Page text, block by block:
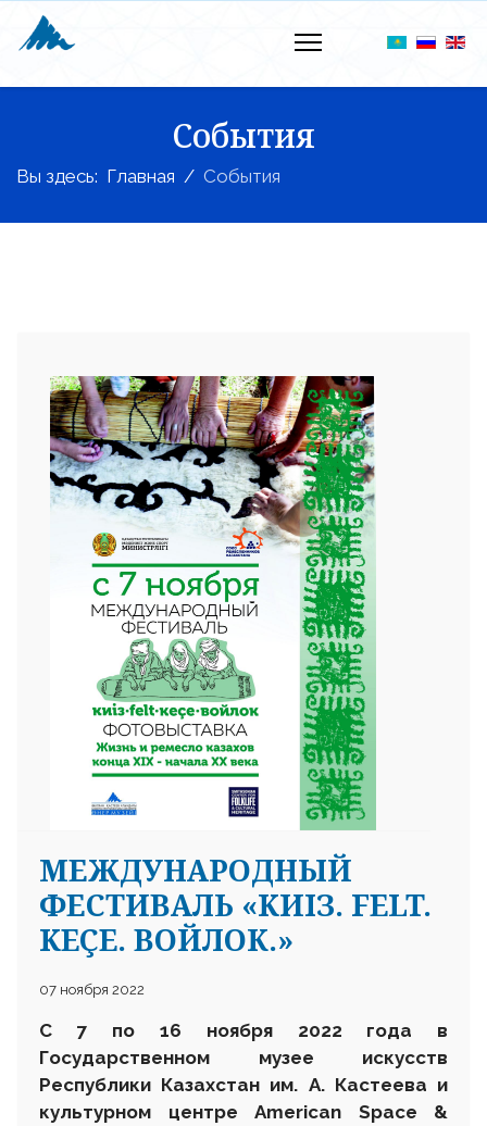
События
Вы здесь: Главная События
МЕЖДУНАРОДНЫЙ
ФЕСТИВАЛЬ «KИIЗ. FELT.
KEÇE. ВОЙЛОК.»
07 ноября 2022
С 7 по 16 ноября 2022 года в
Государственном музее искусств
Республики Казахстан им. А. Кастеева и
культурном центре American Space &